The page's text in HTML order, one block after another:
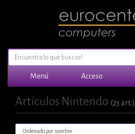
Menú Acceso
Artículos Nintendo (23 art.)